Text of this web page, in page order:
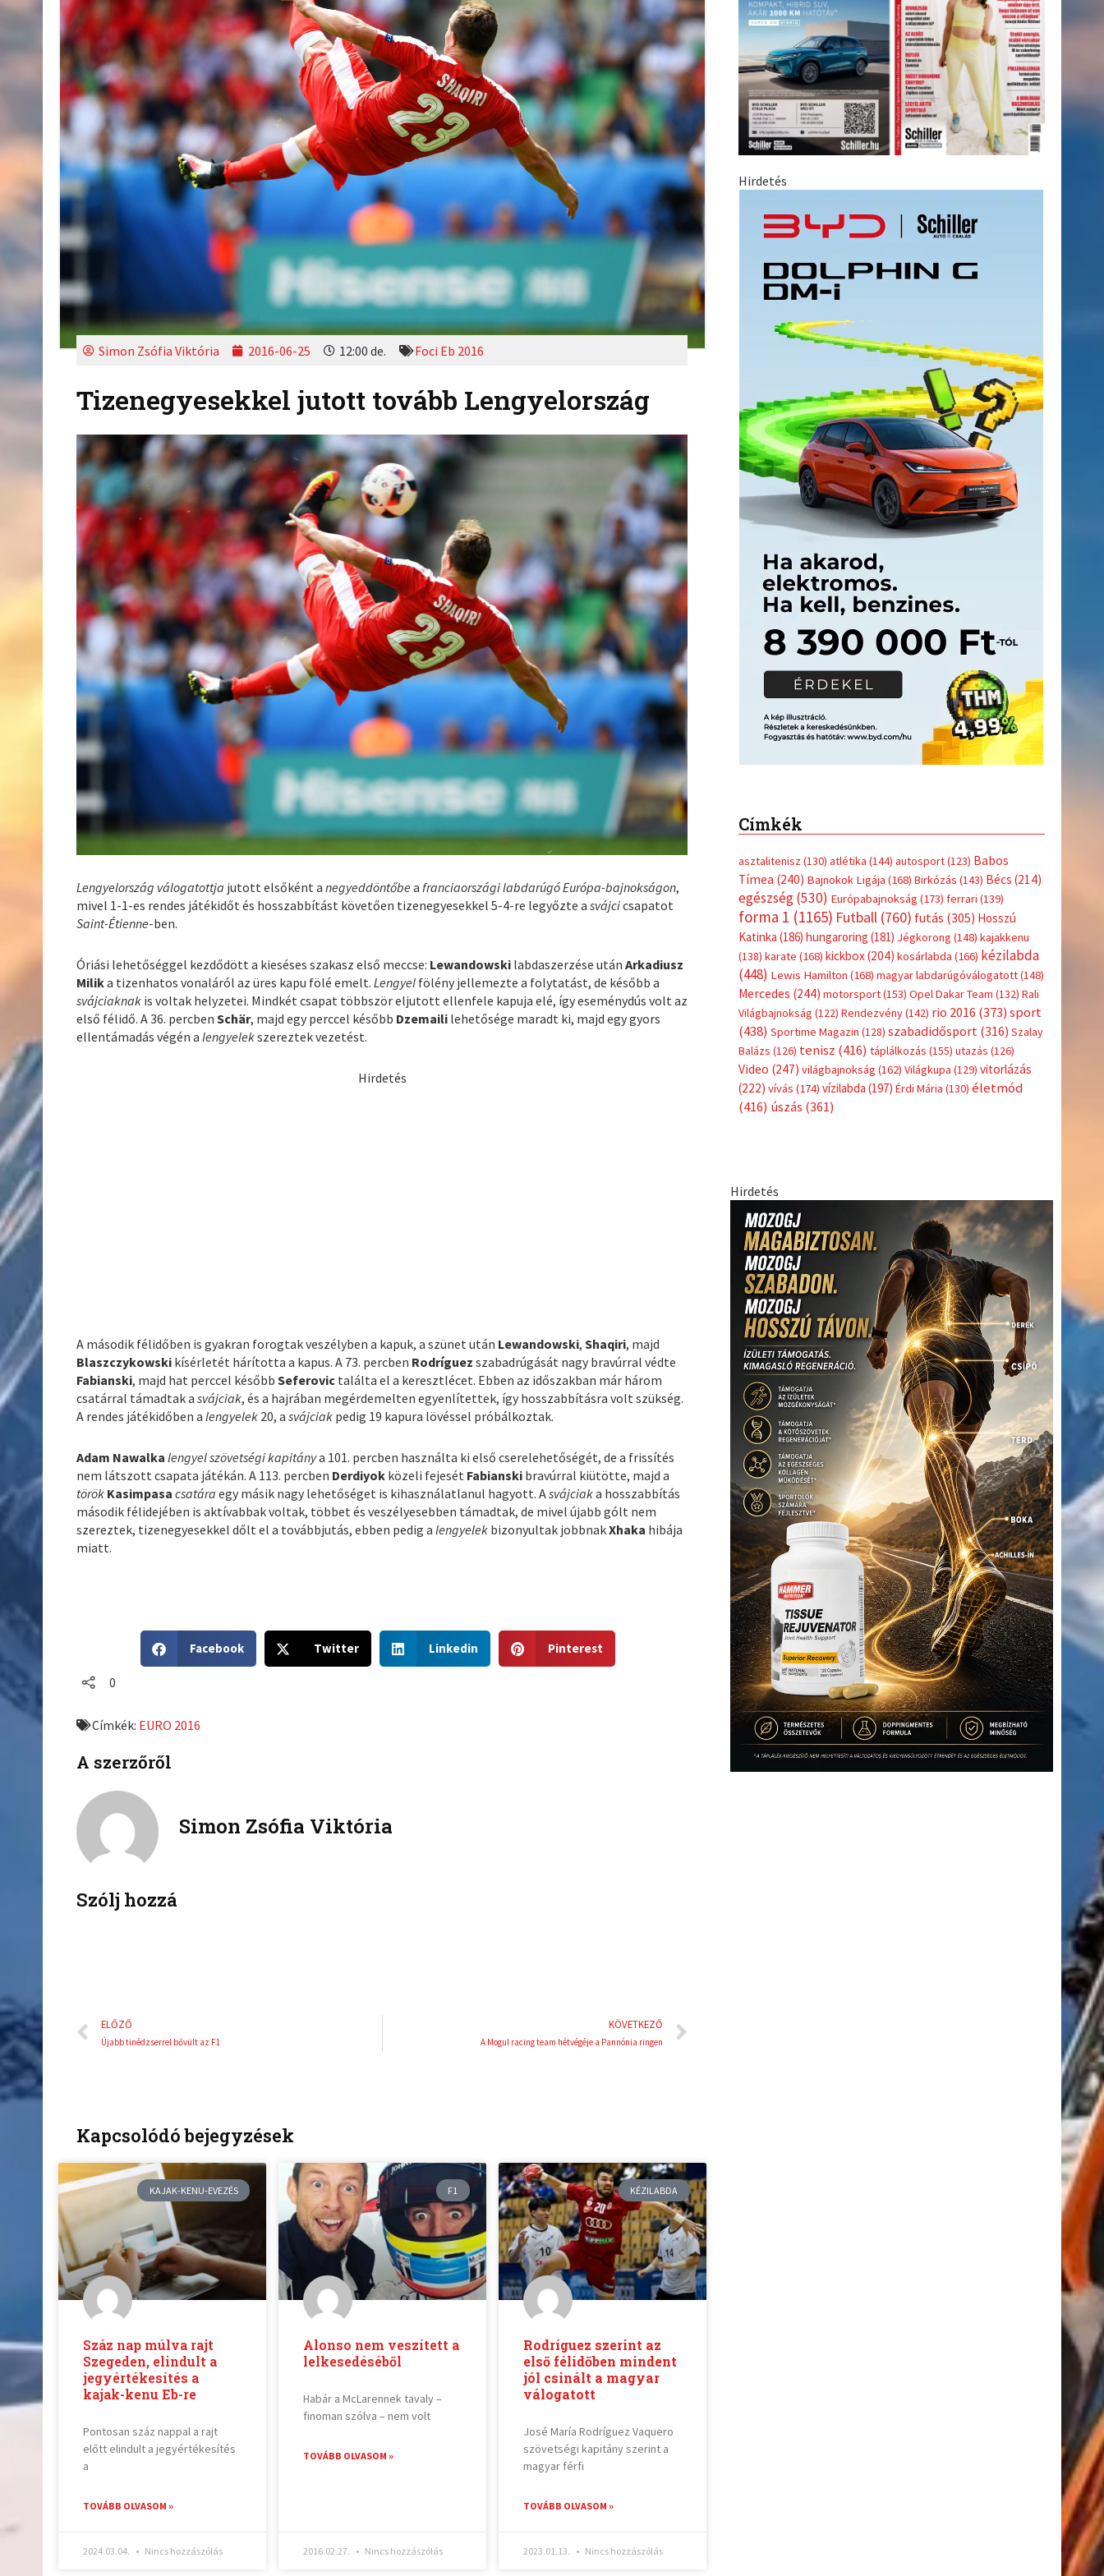
Simon Zsófia Viktória 2016-06-25 12:00 de. Foci Eb 2016
Tizenegyesekkel jutott tovább Lengyelország
Lengyelország válogatottja jutott elsőként anegyeddöntőbe afranciaországi labdarúgó Európa-bajnokságon,
mivel 1-1-es rendes játékidőt és hosszabbítást követően tizenegyesekkel 5-4-re legyőzte asvájcicsapatot
Saint-Étienne-ben.
Óriási lehetőséggel kezdődött a kieséses szakasz első meccse: Lewandowski labdaszerzése utánArkadiusz
Milika tizenhatos vonaláról az üres kapu fölé emelt.Lengyel fölény jellemezte a folytatást, de később a
svájciaknak is voltak helyzetei. Mindkét csapat többször eljutott ellenfele kapuja elé, így eseménydús volt az
első félidő. A 36. percbenSchär, majd egy perccel később Dzemaili lehetősége maradt ki, majd egy gyors
ellentámadás végén alengyelekszereztek vezetést.
Hirdetés
A második félidőben is gyakran forogtak veszélyben a kapuk, a szünet után Lewandowski,Shaqiri, majd
Blaszczykowski kísérletét hárította a kapus. A 73. percben Rodríguez szabadrúgását nagy bravúrral védte
Fabianski, majd hat perccel későbbSeferovic találta el a keresztlécet. Ebben az időszakban már három
csatárral támadtak asvájciak, és a hajrában megérdemelten egyenlítettek, így hosszabbításra volt szükség.
A rendes játékidőben alengyelek 20, asvájciak pedig 19 kapura lövéssel próbálkoztak.
Adam Nawalka lengyel szövetségi kapitánya 101. percben használta ki első cserelehetőségét, de a frissítés
nem látszott csapata játékán. A 113. percben Derdiyok közeli fejesét Fabianski bravúrral kiütötte, majd a
török Kasimpasa csatára egy másik nagy lehetőséget is kihasználatlanul hagyott. Asvájciaka hosszabbítás
második félidejében is aktívabbak voltak, többet és veszélyesebben támadtak, de mivel újabb gólt nem
szereztek, tizenegyesekkel dőlt el a továbbjutás, ebben pedig alengyelek bizonyultak jobbnakXhaka hibája
miatt.
h
o
f
b
Facebook
h
t
Twitter
h
Linkedin
h
Pinterest
0
Címkék: EURO 2016
A szerzőről
Simon Zsófia Viktória
Szólj hozzá
Előző
ELŐZŐ
Újabb tinédzserrel bővült az F1
KÖVETKEZŐ
A Mogul racing team hétvégéje a Pannónia ringen
Kapcsolódó bejegyzések
KAJAK-KENU-EVEZÉS
Száz nap múlva rajt
Szegeden, elindult a
jegyértékesítés a
kajak-kenu Eb-re
Pontosan száz nappal a rajt
előtt elindult a jegyértékesítés
a
TOVÁBB OLVASOM »
2024.03.04. Nincs hozzászólás
F1
Alonso nem veszített a
lelkesedéséből
Habár a McLarennek tavaly –
finoman szólva – nem volt
TOVÁBB OLVASOM »
2016.02.27. Nincs hozzászólás
KÉZILABDA
Rodríguez szerint az
első félidőben mindent
jól csinált a magyar
válogatott
José María Rodríguez Vaquero
szövetségi kapitány szerint a
magyar férfi
TOVÁBB OLVASOM »
2023.01.13. Nincs hozzászólás
Hirdetés
Címkék
asztalitenisz (130) atlétika (144) autosport(123) Babos
Tímea (240) Bajnokok Ligája (168) Birkózás (143) Bécs (214)
egészség(530) Európabajnokság (173) ferrari (139)
forma 1 (1165) Futball(760) futás (305) Hosszú
Katinka (186) hungaroring (181) Jégkorong (148) kajakkenu
(138) karate (168) kickbox(204) kosárlabda (166) kézilabda
(448) Lewis Hamilton (168) magyar labdarúgóválogatott(148)
Mercedes (244) motorsport(153) Opel Dakar Team (132) Rali
Világbajnokság (122) Rendezvény(142) rio 2016 (373) sport
(438) Sportime Magazin (128) szabadidősport (316) Szalay
Balázs (126) tenisz (416) táplálkozás (155) utazás (126)
Video (247) világbajnokság (162) Világkupa (129) vitorlázás
(222) vívás (174) vízilabda (197) Érdi Mária (130) életmód
(416) úszás (361)
Hirdetés